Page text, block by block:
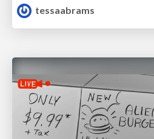
tessaabrams